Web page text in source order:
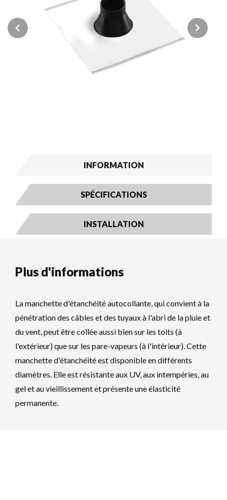
Previous Next
INFORMATION
SPÉCIFICATIONS
INSTALLATION
Plus d'informations
La manchette d'étanchéité autocollante, qui convient à la
pénétration des câbles et des tuyaux à l'abri de la pluie et
du vent, peut être collée aussi bien sur les toits (à
l'extérieur) que sur les pare-vapeurs (à l'intérieur). Cette
manchette d'étanchéité est disponible en différents
diamètres. Elle est résistante aux UV, aux intempéries, au
gel et au vieillissement et présente une élasticité
permanente.